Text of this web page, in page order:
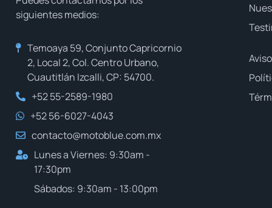
siguientes medios:
Temoaya 59, Conjunto Capricornio
2, Local 2, Col. Centro Urbano,
Cuautitlán Izcalli, CP: 54700.
+52 55-2589-1980
+52 56-6027-4043
contacto@motoblue.com.mx
Lunes a Viernes: 9:30am -
17:30pm
Sábados: 9:30am - 13:00pm